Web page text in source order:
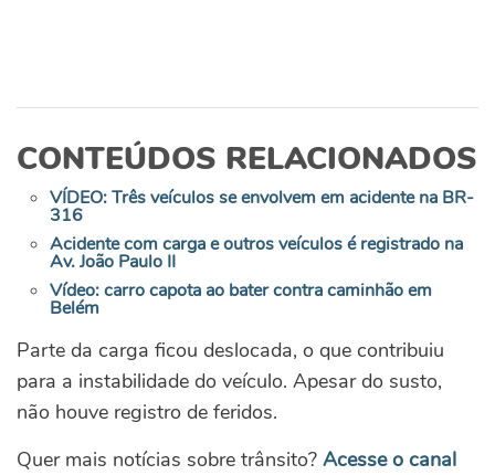
CONTEÚDOS RELACIONADOS
VÍDEO: Três veículos se envolvem em acidente na BR-
316
Acidente com carga e outros veículos é registrado na
Av. João Paulo II
Vídeo: carro capota ao bater contra caminhão em
Belém
Parte da carga ficou deslocada, o que contribuiu
para a instabilidade do veículo. Apesar do susto,
não houve registro de feridos.
Quer mais notícias sobre trânsito? Acesse o canal